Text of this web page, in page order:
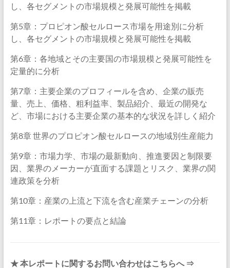
し、各セグメントの市場規模と発展可能性を掲載
第5章：プロピオン酸セルロース市場を用途別に分析
し、各セグメントの市場規模と発展可能性を掲載
第6章：各地域とその主要国の市場規模と発展可能性を
定量的に分析
第7章：主要企業のプロフィールを含め、企業の販売
量、売上、価格、粗利益率、製品紹介、最近の開発な
ど、市場における主要企業の基本的な状況を詳しく紹介
第8章 世界のプロピオン酸セルロースの地域別生産能力
第9章：市場力学、市場の最新動向、推進要因と制限要
因、業界のメーカーが直面する課題とリスク、業界の関
連政策を分析
第10章：産業の上流と下流を含む産業チェーンの分析
第11章：レポートの要点と結論
★ 本レポートに関するお問い合わせはこちらへ ⇒